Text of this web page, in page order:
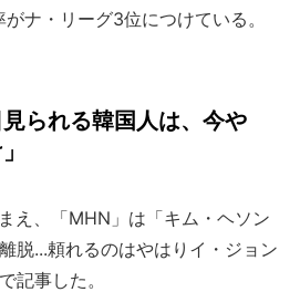
ナ・リーグ3位につけている。
見られる韓国人は、今や
え、「MHN」は「キム・ヘソン
脱...頼れるのはやはりイ・ジョン
記事した。